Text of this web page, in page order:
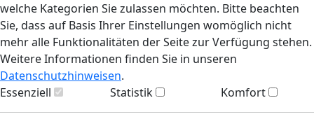
welche Kategorien Sie zulassen möchten. Bitte beachten
Sie, dass auf Basis Ihrer Einstellungen womöglich nicht
mehr alle Funktionalitäten der Seite zur Verfügung stehen.
Weitere Informationen finden Sie in unseren
Datenschutzhinweisen.
Essenziell
Statistik Komfort